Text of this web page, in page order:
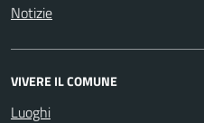
Notizie
VIVERE IL COMUNE
Luoghi